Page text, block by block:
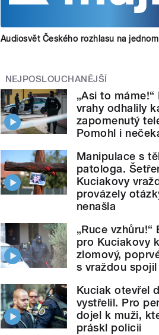
Audiosvět Českého rozhlasu na
NEJPOSLOUCHANĚJŠÍ
„Asi to
vrahy odhalily
zapomenutý
Pomohl i
Manipulace s
patologa.
Kuciakovy
provázely
nenašla
„Ruce vzhůru!“
pro Kuciakovy
zlomový,
s vraždou
Kuciak otevřel
vystřelil. Pro
dojel k muži,
práskl policii